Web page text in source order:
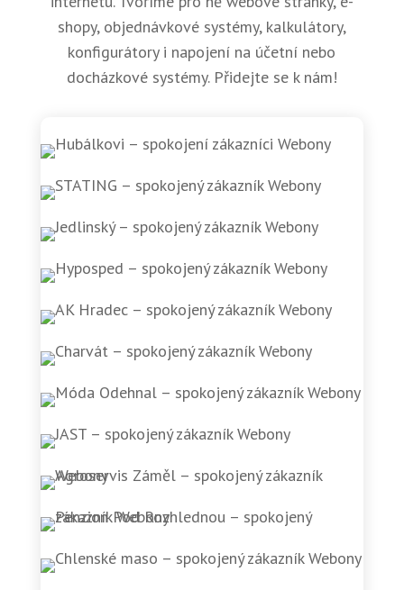
shopy, objednávkové systémy, kalkulátory,
konfigurátory i napojení na účetní nebo
docházkové systémy. Přidejte se k nám!